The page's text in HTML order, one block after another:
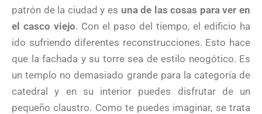
patrón de la ciudad y es una de las cosas para ver en
el casco viejo. Con el paso del tiempo, el edificio ha
ido sufriendo diferentes reconstrucciones. Esto hace
que la fachada y su torre sea de estilo neogótico. Es
un templo no demasiado grande para la categoría de
catedral y en su interior puedes disfrutar de un
pequeño claustro. Como te puedes imaginar, se trata